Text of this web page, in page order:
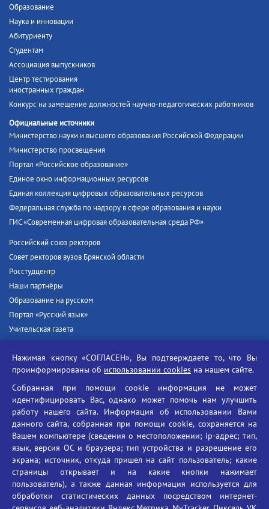
Образование
Наука и инновации
Абитуриенту
Студентам
Ассоциация выпускников
Центр тестирования
иностранных граждан
Конкурс на замещение должностей научно-педагогических работников
Официальные источники
Министерство науки и высшего образования Российской Федерации
Министерство просвещения
Портал «Российское образование»
Единое окно информационных ресурсов
Единая коллекция цифровых образовательных ресурсов
Федеральная служба по надзору в сфере образования и науки
ГИС «Современная цифровая образовательная среда РФ»
Российский союз ректоров
Совет ректоров вузов Брянской области
Росстудцентр
Наши партнёры
Образование на русском
Портал «Русский язык»
Учительская газета
Единый портал государственных услуг
Противодействие угрозам информационной безопасности
Социальные ролики - Генеральная прокуратура РФ
Противодействие коррупции
БГУ против наркотиков
Брянский государственный университет
имени академика И.Г. Петровского
Время работы: пн-пт 09:00-18:00
Нажимая кнопку «СОГЛАСЕН», Вы подтверждаете то, что Вы
проинформированы об использовании cookies на нашем сайте.
Собранная при помощи cookie информация не может
идентифицировать Вас, однако может помочь нам улучшить
работу нашего сайта. Информация об использовании Вами
данного сайта, собранная при помощи cookie, сохраняется на
Вашем компьютере (сведения о местоположении; ip-адрес; тип,
язык, версия ОС и браузера; тип устройства и разрешение его
экрана; источник, откуда пришел на сайт пользователь; какие
страницы открывает и на какие кнопки нажимает
пользователь), а также данная информация используется для
обработки статистических данных посредством интернет-